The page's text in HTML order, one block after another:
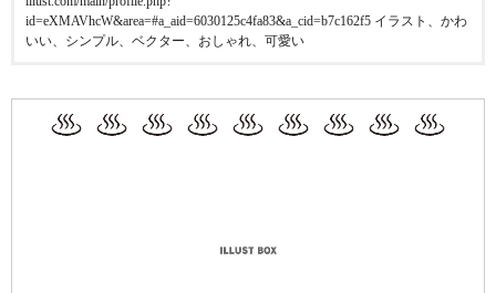
id=eXMAVhcW&area=#a_aid=6030125c4fa83&a_cid=b7c162f5 イラスト、かわ
いい、シンプル、ベクター、おしゃれ、可愛い